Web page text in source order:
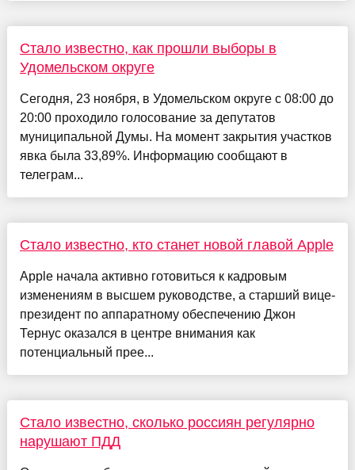
Стало известно, как прошли выборы в
Удомельском округе
Сегодня, 23 ноября, в Удомельском округе с 08:00 до
20:00 проходило голосование за депутатов
муниципальной Думы. На момент закрытия участков
явка была 33,89%. Информацию сообщают в
телеграм...
Стало известно, кто станет новой главой Apple
Apple начала активно готовиться к кадровым
изменениям в высшем руководстве, а старший вице-
президент по аппаратному обеспечению Джон
Тернус оказался в центре внимания как
потенциальный прее...
Стало известно, сколько россиян регулярно
нарушают ПДД